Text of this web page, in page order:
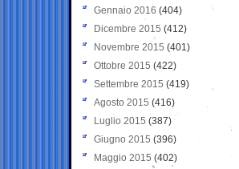
Gennaio 2016 (404)
Dicembre 2015 (412)
Novembre 2015 (401)
Ottobre 2015 (422)
Settembre 2015 (419)
Agosto 2015 (416)
Luglio 2015 (387)
Giugno 2015 (396)
Maggio 2015 (402)